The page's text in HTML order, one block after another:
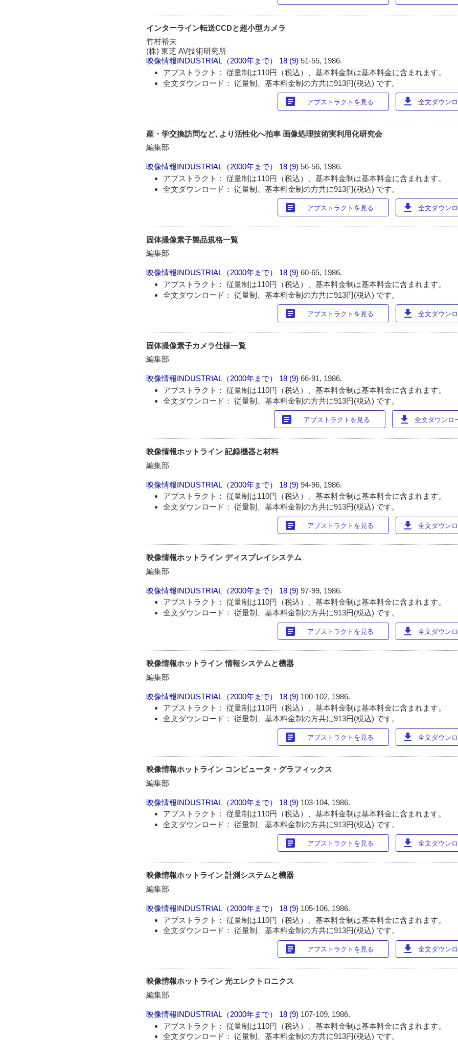
インターライン転送CCDと超小型カメラ
竹村裕夫
(株) 東芝 AV技術研究所
映像情報INDUSTRIAL（2000年まで）
18 (9)51-55, 1986.
アブストラクト： 従量制は110円（税込）、基本料金制は基本料金に含まれます。
全文ダウンロード： 従量制、基本料金制の方共に913円(税込) です。
article アブストラクトを見る download 全文ダウン
産・学交換訪問など, より活性化へ拍車 画像処理技術実利用化研究会
編集部
映像情報INDUSTRIAL（2000年まで） 18 (9)56-56, 1986.
アブストラクト： 従量制は110円（税込）、基本料金制は基本料金に含まれます。
全文ダウンロード： 従量制、基本料金制の方共に913円(税込) です。
article アブストラクトを見る download 全文ダウン
固体撮像素子製品規格一覧
編集部
映像情報INDUSTRIAL（2000年まで） 18 (9)60-65, 1986.
アブストラクト： 従量制は110円（税込）、基本料金制は基本料金に含まれます。
全文ダウンロード： 従量制、基本料金制の方共に913円(税込) です。
article アブストラクトを見る download 全文ダウン
固体撮像素子カメラ仕様一覧
編集部
映像情報INDUSTRIAL（2000年まで） 18 (9)66-91, 1986.
アブストラクト： 従量制は110円（税込）、基本料金制は基本料金に含まれます。
全文ダウンロード： 従量制、基本料金制の方共に913円(税込) です。
article アブストラクトを見る download 全文ダウンロ
映像情報ホットライン 記録機器と材料
編集部
映像情報INDUSTRIAL（2000年まで） 18 (9)94-96, 1986.
アブストラクト： 従量制は110円（税込）、基本料金制は基本料金に含まれます。
全文ダウンロード： 従量制、基本料金制の方共に913円(税込) です。
article アブストラクトを見る download 全文ダウン
映像情報ホットライン ディスプレイシステム
編集部
映像情報INDUSTRIAL（2000年まで） 18 (9)97-99, 1986.
アブストラクト： 従量制は110円（税込）、基本料金制は基本料金に含まれます。
全文ダウンロード： 従量制、基本料金制の方共に913円(税込) です。
article アブストラクトを見る download 全文ダウン
映像情報ホットライン 情報システムと機器
編集部
映像情報INDUSTRIAL（2000年まで） 18 (9) 100-102, 1986.
アブストラクト： 従量制は110円（税込）、基本料金制は基本料金に含まれます。
全文ダウンロード： 従量制、基本料金制の方共に913円(税込) です。
article アブストラクトを見る download 全文ダウン
映像情報ホットライン コンピュータ・グラフィックス
編集部
映像情報INDUSTRIAL（2000年まで） 18 (9) 103-104, 1986.
アブストラクト： 従量制は110円（税込）、基本料金制は基本料金に含まれます。
全文ダウンロード： 従量制、基本料金制の方共に913円(税込) です。
article アブストラクトを見る download 全文ダウン
映像情報ホットライン 計測システムと機器
編集部
映像情報INDUSTRIAL（2000年まで） 18 (9) 105-106, 1986.
アブストラクト： 従量制は110円（税込）、基本料金制は基本料金に含まれます。
全文ダウンロード： 従量制、基本料金制の方共に913円(税込) です。
article アブストラクトを見る download 全文ダウン
映像情報ホットライン 光エレクトロニクス
編集部
映像情報INDUSTRIAL（2000年まで） 18 (9) 107-109, 1986.
アブストラクト： 従量制は110円（税込）、基本料金制は基本料金に含まれます。
全文ダウンロード： 従量制、基本料金制の方共に913円(税込) です。